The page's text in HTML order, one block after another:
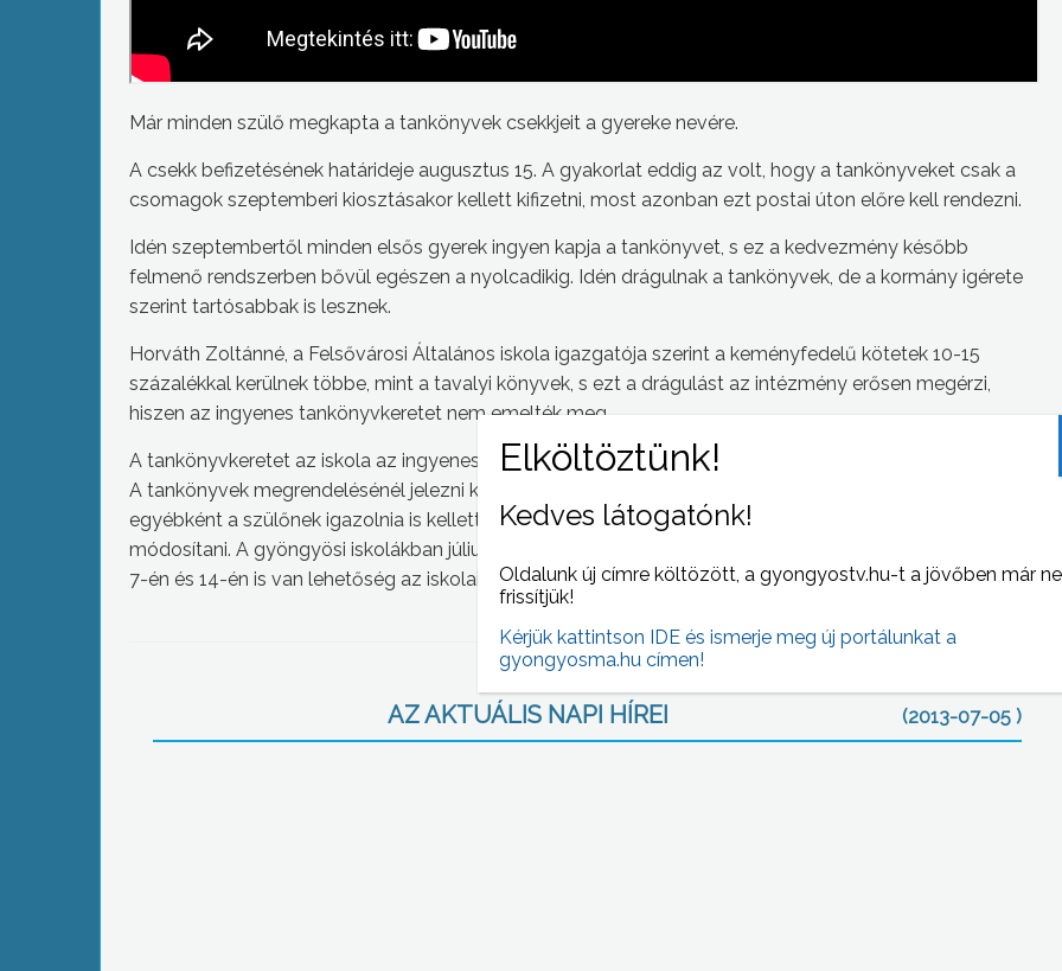
Már minden szülő megkapta a tankönyvek csekkjeit a gyereke nevére.
A csekk befizetésének határideje augusztus 15. A gyakorlat eddig az volt, hogy a tankönyveket csak a
csomagok szeptemberi kiosztásakor kellett kifizetni, most azonban ezt postai úton előre kell rendezni.
Idén szeptembertől minden elsős gyerek ingyen kapja a tankönyvet, s ez a kedvezmény később
felmenő rendszerben bővül egészen a nyolcadikig. Idén drágulnak a tankönyvek, de a kormány igérete
szerint tartósabbak is lesznek.
Horváth Zoltánné, a Felsővárosi Általános iskola igazgatója szerint a keményfedelű kötetek 10-15
százalékkal kerülnek többe, mint a tavalyi könyvek, s ezt a drágulást az intézmény erősen megérzi,
hiszen az ingyenes tankönyvkeretet nem emelték meg.
A tankönyvkeretet az iskola az ingyenességre jogosult gyerekek tankönyvének megvásárlására fordítja.
A tankönyvek megrendelésénél jelezni kellett hogy a gyerek jogosult-e az ingyen tankönyvre – ezt
egyébként a szülőnek igazolnia is kellett. Ha ezt elmulasztotta, augusztus 15-ig még van lehetőség
módosítani. A gyöngyösi iskolákban július 17-én és 31- én is ügyeletet tartanak, valamint augusztusban
7-én és 14-én is van lehetőség az iskolai ügyek intézésére.
AZ AKTUÁLIS NAPI HÍREI (2013-07-05 )
Kedves látogatónk!
Oldalunk új címre költözött, a gyongyostv.hu-t a jövőben már
frissítjük!
Kérjük kattintson IDE és ismerje meg új portálunkat a
gyongyosma.hu címen!